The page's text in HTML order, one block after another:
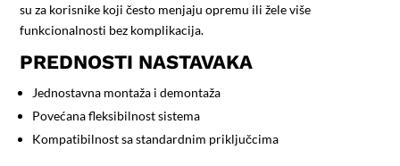
su za korisnike koji često menjaju opremu ili žele više
funkcionalnosti bez komplikacija.
PREDNOSTI NASTAVAKA
Jednostavna montaža i demontaža
Povećana fleksibilnost sistema
Kompatibilnost sa standardnim priključcima